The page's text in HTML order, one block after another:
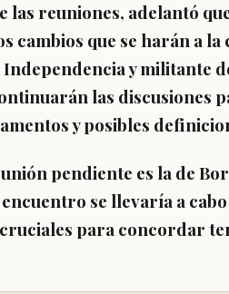
las reuniones, adelantó
cambios que se harán a
y militante
las discusiones
y posibles
pendiente es la de
se llevaría a
para concordar